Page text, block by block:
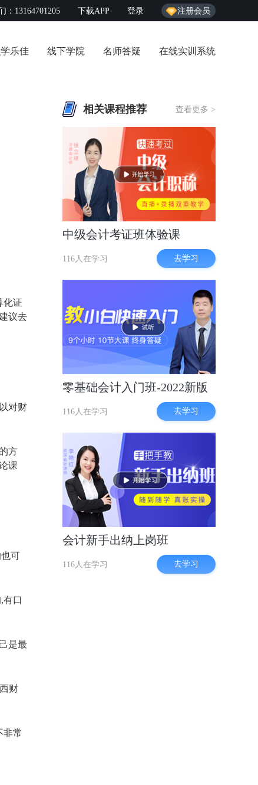
：13164701205 下载APP 登录 注册会员
乐佳 线下学院 名师答疑 在线实训系统
化证
议去
对财
方
课
可
有口
是最
财
非常
相关课程推荐 查看更多 >
中级会计考证班体验课
116人在学习 去学习
零基础会计入门班-2022新版
116人在学习 去学习
会计新手出纳上岗班
116人在学习 去学习